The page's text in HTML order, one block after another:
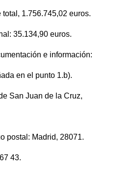
1.756.745,02 euros.
35.134,90 euros.
e información:
en el punto 1.b).
San Juan de la Cruz,
postal: Madrid, 28071.
43.